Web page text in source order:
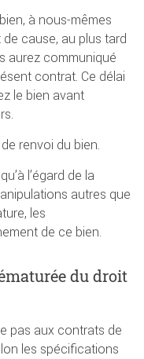
à nous-mêmes
cause, au plus tard
aurez communiqué
contrat. Ce délai
le bien avant
renvoi du bien.
l’égard de la
autres que
les
de ce bien.
du droit
pas aux contrats de
les spécifications